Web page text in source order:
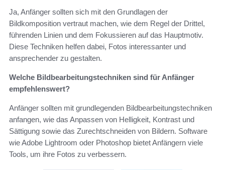
Ja, Anfänger sollten sich mit den Grundlagen der
Bildkomposition vertraut machen, wie dem Regel der Drittel,
führenden Linien und dem Fokussieren auf das Hauptmotiv.
Diese Techniken helfen dabei, Fotos interessanter und
ansprechender zu gestalten.
Welche Bildbearbeitungstechniken sind für Anfänger
empfehlenswert?
Anfänger sollten mit grundlegenden Bildbearbeitungstechniken
anfangen, wie das Anpassen von Helligkeit, Kontrast und
Sättigung sowie das Zurechtschneiden von Bildern. Software
wie Adobe Lightroom oder Photoshop bietet Anfängern viele
Tools, um ihre Fotos zu verbessern.